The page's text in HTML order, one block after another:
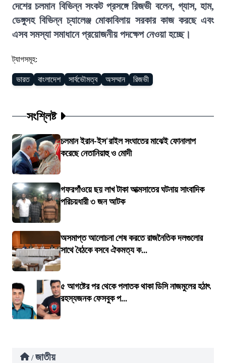
দেশের চলমান বিভিন্ন সংকট প্রসঙ্গে রিজভী বলেন, গ্যাস, হাম,
ডেঙ্গুসহ বিভিন্ন চ্যালেঞ্জ মোকাবিলায় সরকার কাজ করছে এবং
এসব সমস্যা সমাধানে প্রয়োজনীয় পদক্ষেপ নেওয়া হচ্ছে।
ট্যাগসমূহ:
ভারত বাংলাদেশ সার্বভৌমত্ব অসম্মান রিজভী
সংশ্লিষ্ট
চলমান ইরান-ইস'রাইল সংঘাতের মাঝেই ফোনালাপ
করেছে নেতানিয়াহু ও মোদী
গফরগাঁওয়ে ছয় লাখ টাকা আত্মসাতের ঘটনায় সাংবাদিক
পরিচয়ধারী ৩ জন আটক
অসমাপ্ত আলোচনা শেষ করতে রাজনৈতিক দলগুলোর
সাথে বৈঠকে বসবে ঐকমত্য ক...
৫ আগষ্টের পর থেকে পলাতক থাকা ডিসি নাজমুলের হঠাৎ
রহস্যজনক ফেসবুক প...
/ জাতীয়